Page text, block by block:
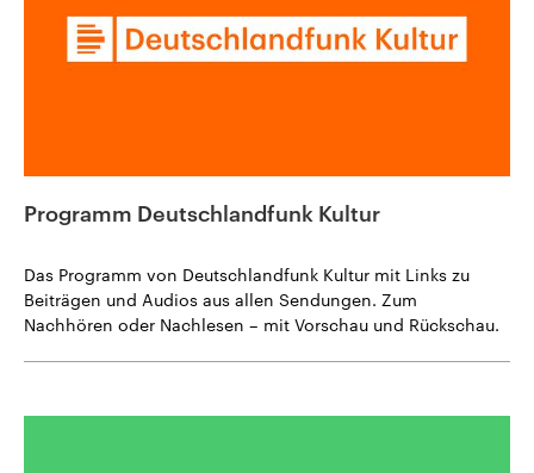
Programm Deutschlandfunk Kultur
Das Programm von Deutschlandfunk Kultur mit Links zu
Beiträgen und Audios aus allen Sendungen. Zum
Nachhören oder Nachlesen – mit Vorschau und Rückschau.